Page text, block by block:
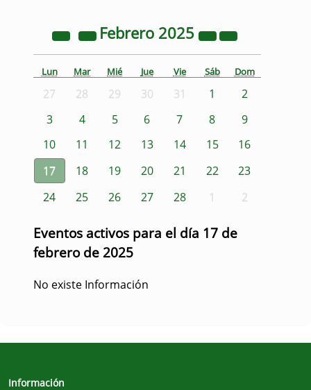
Febrero 2025
Lun Mar Mié Jue Vie Sáb Dom
27 28 29 30 31 1
2
3
4 5 6 7 8
9
10
11 12 13 14 15
16
17
18 19 20 21 22
23
24
25 26 27 28 1 2
Eventos activos para el día 17 de
febrero de 2025
No existe Información
Información